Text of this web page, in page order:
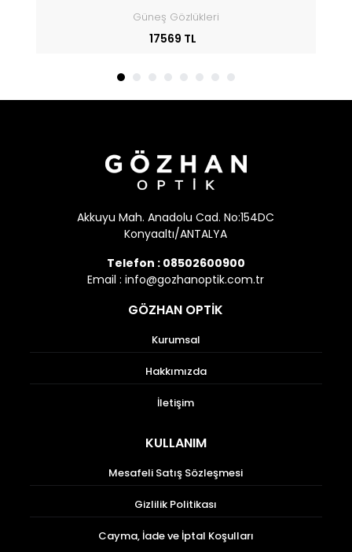
Güneş Gözlükleri
17569 TL
Akkuyu Mah. Anadolu Cad. No:154DC
Konyaaltı/ANTALYA
Telefon : 08502600900
Email :info@gozhanoptik.com.tr
GÖZHAN OPTİK
Kurumsal
Hakkımızda
İletişim
KULLANIM
Mesafeli Satış Sözleşmesi
Gizlilik Politikası
Cayma, İade ve İptal Koşulları